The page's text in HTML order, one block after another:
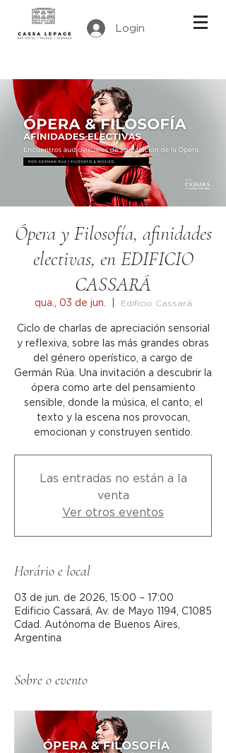
Login
Ópera y Filosofía, afinidades
electivas, en EDIFICIO
CASSARÁ
qua., 03 de jun. Edificio Cassará
Ciclo de charlas de apreciación sensorial
y reflexiva, sobre las más grandes obras
del género operístico, a cargo de
Germán Rúa. Una invitación a descubrir la
ópera como arte del pensamiento
sensible, donde la música, el canto, el
texto y la escena nos provocan,
emocionan y construyen sentido.
Las entradas no están a la
venta
Ver otros eventos
Horário e local
03 de jun. de 2026, 15:00 – 17:00
Edificio Cassará, Av. de Mayo 1194, C1085
Cdad. Autónoma de Buenos Aires,
Argentina
Sobre o evento